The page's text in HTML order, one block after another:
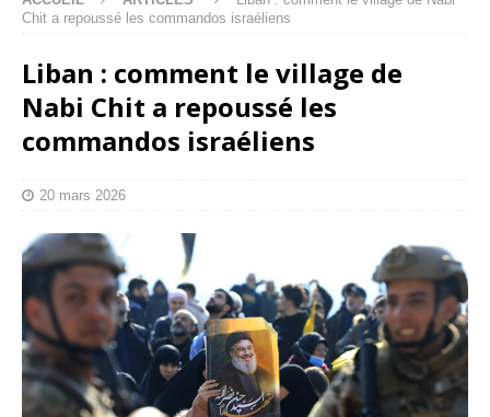
Chit a repoussé les commandos israéliens
Liban : comment le village de
Nabi Chit a repoussé les
commandos israéliens
20 mars 2026